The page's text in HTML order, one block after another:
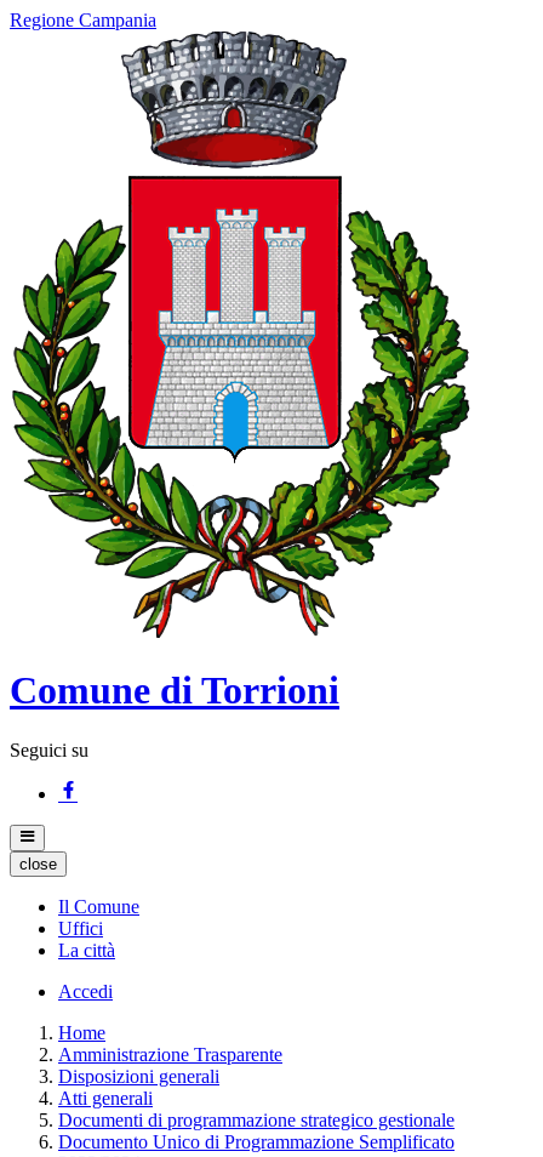
Regione Campania
Comune di Torrioni
Seguici su
close
Il Comune
Uffici
La città
Accedi
Home
Amministrazione Trasparente
Disposizioni generali
Atti generali
Documenti di programmazione strategico gestionale
Documento Unico di Programmazione Semplificato